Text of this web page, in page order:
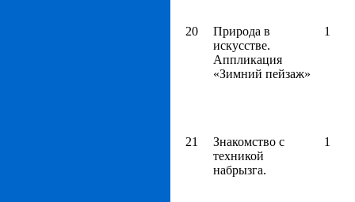
20
Природа в
искусстве.
Аппликация
«Зимний пейзаж»
1
21
Знакомство с
техникой
набрызга.
1